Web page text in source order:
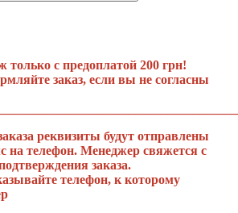
с предоплатой 200 грн!
заказ, если вы не согласны
реквизиты будут отправлены
на телефон. Менеджер свяжется с
заказа.
телефон, к которому